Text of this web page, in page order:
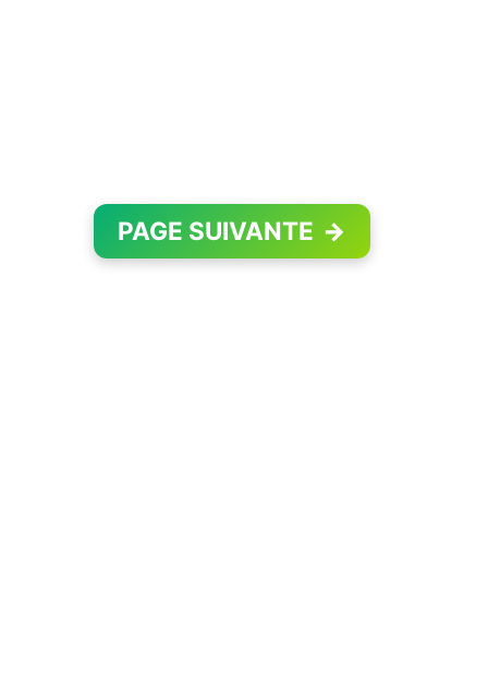
PAGE SUIVANTE →